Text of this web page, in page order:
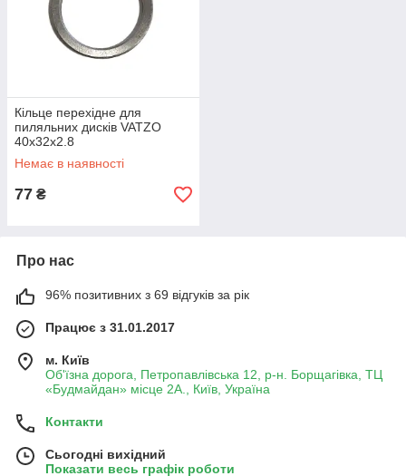
Кільце перехідне для
пиляльних дисків VATZO
40x32x2.8
Немає в наявності
77 ₴
Про нас
96% позитивних з 69 відгуків за рік
Працює з 31.01.2017
м. Київ
Об'їзна дорога, Петропавлівська 12, р-н. Борщагівка, ТЦ
«Будмайдан» місце 2А., Київ, Україна
Контакти
Сьогодні вихідний
Показати весь графік роботи